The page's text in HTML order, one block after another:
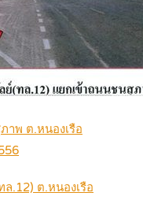
าพ ต.หนองเรือ
.12) ต.หนองเรือ